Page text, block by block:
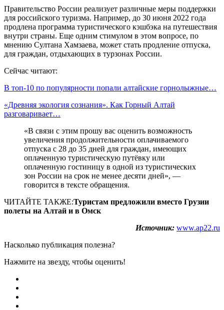
Правительство России реализует различные меры поддержки
для российского туризма. Например, до 30 июня 2022 года
продлена программа туристического кэшбэка на путешествия
внутри страны. Еще одним стимулом в этом вопросе, по
мнению Султана Хамзаева, может стать продление отпуска,
для граждан, отдыхающих в турзонах России.
Сейчас читают:
В топ-10 по популярности попали алтайские горнолыжные…
«Древняя экология сознания». Как Горный Алтай
разговаривает…
«В связи с этим прошу вас оценить возможность
увеличения продолжительности оплачиваемого
отпуска с 28 до 35 дней для граждан, имеющих
оплаченную туристическую путёвку или
оплаченную гостиницу в одной из туристических
зон России на срок не менее десяти дней», —
говорится в тексте обращения.
ЧИТАЙТЕ ТАКЖЕ:Туристам предложили вместо Грузии
полеты на Алтай и в Омск
Источник: www.ap22.ru
Насколько публикация полезна?
Нажмите на звезду, чтобы оценить!